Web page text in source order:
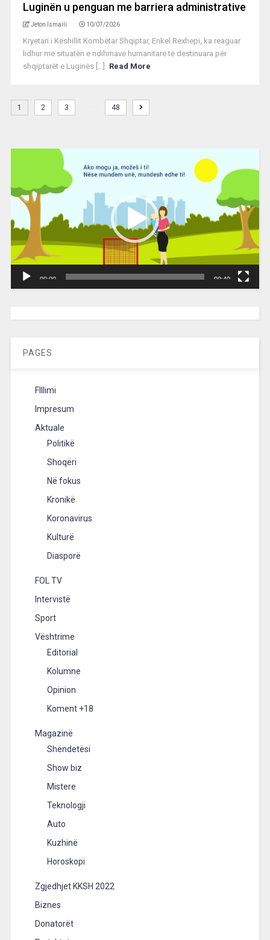
Luginën u penguan me barriera administrative
Jeton Ismaili 10/07/2026
Kryetari i Këshillit Kombëtar Shqiptar, Enkel Rexhepi, ka reaguar
lidhur me situatën e ndihmave humanitare të destinuara për
shqiptarët e Luginës [...]
Read More
1 2 3 48
00:00 00:40
PAGES
FIllimi
Impresum
Aktuale
Politikë
Shoqëri
Në fokus
Kronikë
Koronavirus
Kulturë
Diasporë
FOL TV
Intervistë
Sport
Vështrime
Editorial
Kolumne
Opinion
Koment +18
Magazinë
Shëndetësi
Show biz
Mistere
Teknologji
Auto
Kuzhinë
Horoskopi
Zgjedhjet KKSH 2022
Biznes
Donatorët